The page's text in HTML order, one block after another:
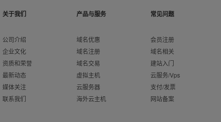
关于我们
公司介绍
企业文化
资质和荣誉
最新动态
媒体关注
联系我们
产品与服务
域名优惠
域名注册
域名交易
虚拟主机
云服务器
海外云主机
常见问题
会员注册
域名相关
建站入门
云服务/Vps
支付/发票
网站备案